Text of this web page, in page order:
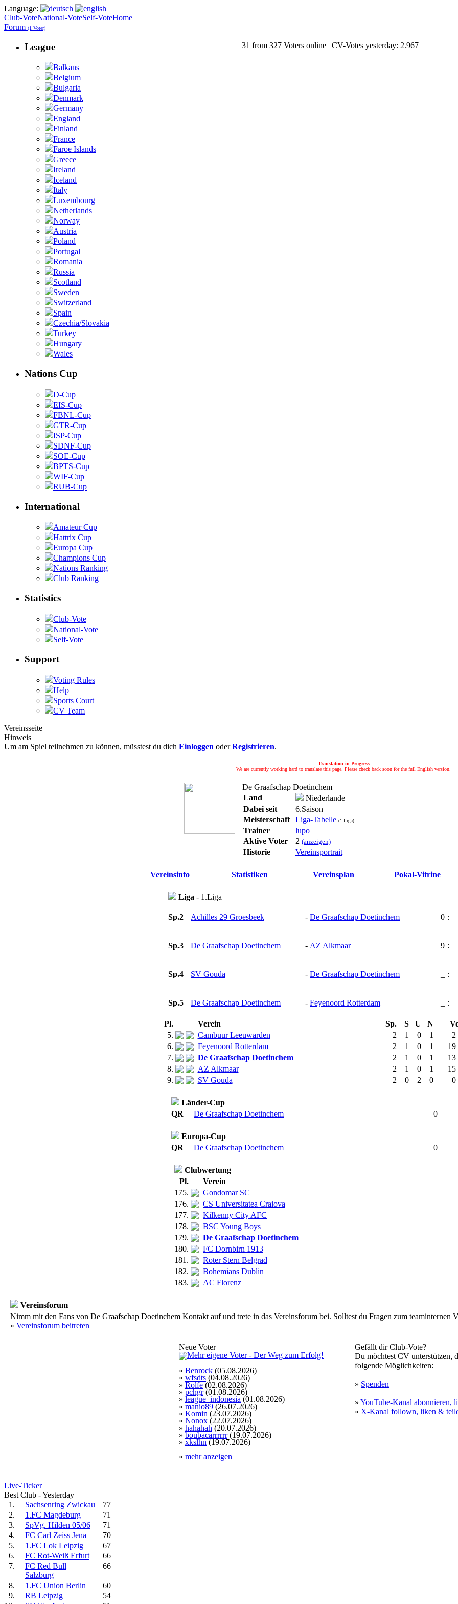
Language:
31 from 327 Voters online | CV-Votes yesterday: 2.967
Club-VoteNational-VoteSelf-VoteHome
Forum (1 Voter)
League
Balkans
Belgium
Bulgaria
Denmark
Germany
England
Finland
France
Faroe Islands
Greece
Ireland
Iceland
Italy
Luxembourg
Netherlands
Norway
Austria
Poland
Portugal
Romania
Russia
Scotland
Sweden
Switzerland
Spain
Czechia/Slovakia
Turkey
Hungary
Wales
Nations Cup
D-Cup
EIS-Cup
FBNL-Cup
GTR-Cup
ISP-Cup
SDNF-Cup
SOE-Cup
BPTS-Cup
WIF-Cup
RUB-Cup
International
Amateur Cup
Hattrix Cup
Europa Cup
Champions Cup
Nations Ranking
Club Ranking
Statistics
Club-Vote
National-Vote
Self-Vote
Support
Voting Rules
Help
Sports Court
CV Team
Vereinsseite
Hinweis
Um am Spiel teilnehmen zu können, müsstest du dich Einloggen oderRegistrieren.
Translation in Progress
We are currently working hard to translate this page. Please check back soon for the full English version.
De Graafschap Doetinchem
Land
Niederlande
Dabei seit
6.Saison
Meisterschaft
Liga-Tabelle (1.Liga)
Trainer
lupo
Aktive Voter
2 (anzeigen)
Historie Vereinsportrait
Vereinsinfo Statistiken Vereinsplan Pokal-Vitrine
Liga - 1.Liga
Sp.2 Achilles 29 Groesbeek - De Graafschap Doetinchem 0 :
Sp.3 De Graafschap Doetinchem - AZ Alkmaar 9 :
Sp.4 SV Gouda - De Graafschap Doetinchem :
Sp.5 De Graafschap Doetinchem - Feyenoord Rotterdam :
Pl. Verein Sp. S U N
5.
Cambuur Leeuwarden 2 1 0 1 2
6.
Feyenoord Rotterdam 2 1 0 1 19
7.
De Graafschap Doetinchem 2 1 0 1 13
8.
AZ Alkmaar 2 1 0 1 15
9.
SV Gouda 2 0 2 0 0
Länder-Cup
QR
De Graafschap Doetinchem 0
Europa-Cup
QR
De Graafschap Doetinchem 0
Clubwertung
Pl.
Verein
175.
Gondomar SC
176.
CS Universitatea Craiova
177.
Kilkenny City AFC
178.
BSC Young Boys
179.
De Graafschap Doetinchem
180.
FC Dornbirn 1913
181.
Roter Stern Belgrad
182.
Bohemians Dublin
183.
AC Florenz
Vereinsforum
Nimm mit den Fans von De Graafschap Doetinchem Kontakt auf und trete in das Vereinsforum bei. Solltest du Fragen zum teaminternen
» Vereinsforum beitreten
Neue Voter
» Benrock (05.08.2026)
» wfsdts (04.08.2026)
» Rolfe (02.08.2026)
» pchgr(01.08.2026)
» league_indonesia (01.08.2026)
» manio89 (26.07.2026)
» Komin (23.07.2026)
» Nonox (22.07.2026)
» hahahah (20.07.2026)
» boubacarrrrrr(19.07.2026)
» xkslhn (19.07.2026)
» mehr anzeigen
Gefällt dir Club-Vote?
Du möchtest CV unterstützen,
folgende Möglichkeiten:
» Spenden
» YouTube-Kanal abonnieren,
» X-Kanal follown, liken &
Live-Ticker
Best Club - Yesterday
1.
Sachsenring Zwickau
77
2.
1.FC Magdeburg
71
3.
SpVg. Hilden 05/06
71
4.
FC Carl Zeiss Jena
70
5.
1.FC Lok Leipzig
67
6.
FC Rot-Weiß Erfurt
66
7.
FC Red Bull
Salzburg
66
8. 1.FC Union Berlin
60
9.
RB Leipzig
54